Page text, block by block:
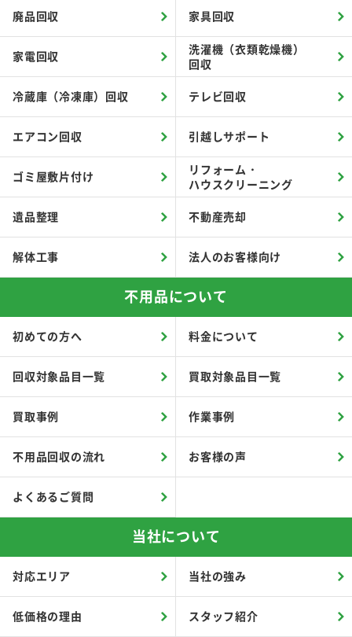
廃品回収 家具回収
家電回収
洗濯機（衣類乾燥機）
回収
冷蔵庫（冷凍庫）回収 テレビ回収
エアコン回収 引越しサポート
ゴミ屋敷片付け
リフォーム・
ハウスクリーニング
遺品整理 不動産売却
解体工事 法人のお客様向け
不用品について
初めての方へ 料金について
回収対象品目一覧 買取対象品目一覧
買取事例 作業事例
不用品回収の流れ お客様の声
よくあるご質問
当社について
対応エリア 当社の強み
低価格の理由 スタッフ紹介